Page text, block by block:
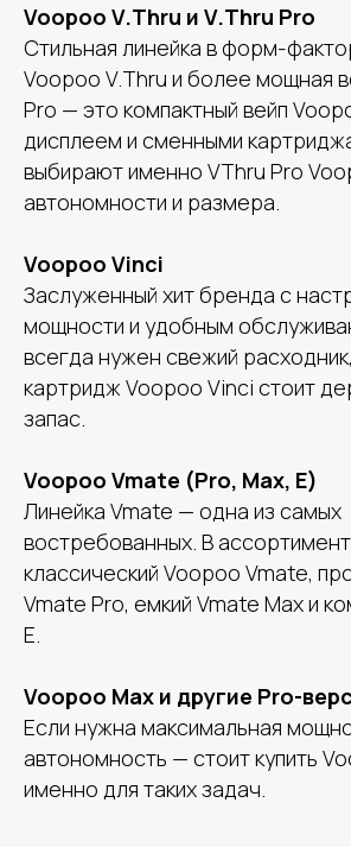
Voopoo V.Thru и V.Thru Pro
Стильная линейка в форм-
Voopoo V.Thru и более мощная
Pro — это компактный вейп
дисплеем и сменными
выбирают именно VThru Pro
автономности и размера.
Voopoo Vinci
Заслуженный хит бренда с
мощности и удобным
всегда нужен свежий
картридж Voopoo Vinci стоит
запас.
Voopoo Vmate (Pro, Max, E)
Линейка Vmate — одна из самых
востребованных. В
классический Voopoo Vmate,
Vmate Pro, емкий Vmate Max и
E.
Voopoo Max и другие Pro-
Если нужна максимальная
автономность — стоит купить
именно для таких задач.